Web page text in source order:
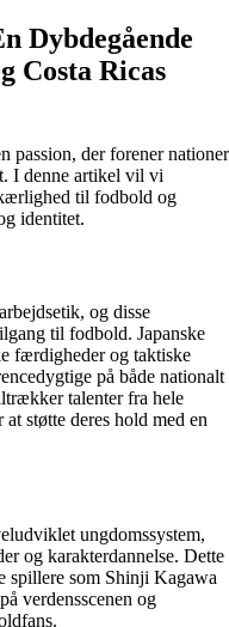
Dybdegående
Costa Ricas
passion, der forener nationer
I denne artikel vil vi
til fodbold og
identitet.
og disse
til fodbold. Japanske
færdigheder og taktiske
på både nationalt
talenter fra hele
støtte deres hold med en
ungdomssystem,
og karakterdannelse. Dette
spillere som Shinji Kagawa
verdensscenen og